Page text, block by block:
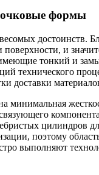
формы
достоинств.
и
тонкий и
технического
доставки
минимальная
цилиндров
поэтому
выполняют